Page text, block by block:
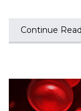
Continue